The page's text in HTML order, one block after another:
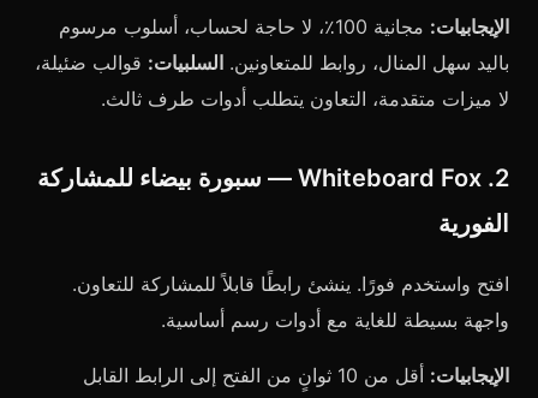
الإيجابيات:
مجانية 100٪، لا حاجة لحساب، أسلوب مرسوم
باليد سهل المنال، روابط للمتعاونين. السلبيات: قوالب ضئيلة،
لا ميزات متقدمة، التعاون يتطلب أدوات طرف ثالث.
2. Whiteboard Fox — سبورة بيضاء للمشاركة
الفورية
افتح واستخدم فورًا. ينشئ رابطًا قابلاً للمشاركة للتعاون.
واجهة بسيطة للغاية مع أدوات رسم أساسية.
الإيجابيات:
أقل من 10 ثوانٍ من الفتح إلى الرابط القابل